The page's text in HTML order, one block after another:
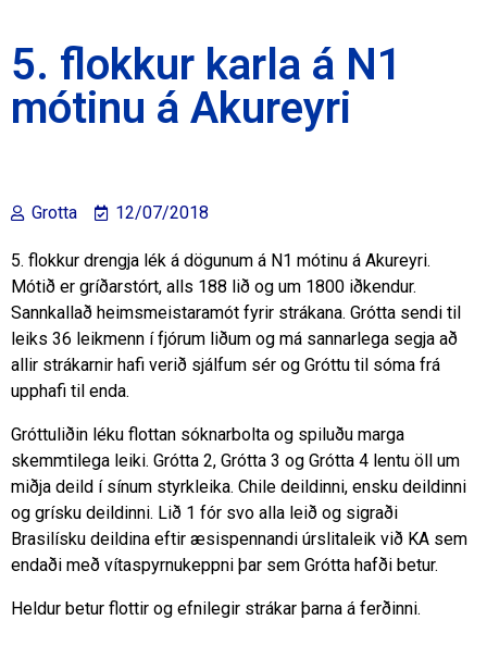
5. flokkur karla á N1
mótinu á Akureyri
Grotta 12/07/2018
5. flokkur drengja lék á dögunum á N1 mótinu á Akureyri.
Mótið er gríðarstórt, alls 188 lið og um 1800 iðkendur.
Sannkallað heimsmeistaramót fyrir strákana. Grótta sendi til
leiks 36 leikmenn í fjórum liðum og má sannarlega segja að
allir strákarnir hafi verið sjálfum sér og Gróttu til sóma frá
upphafi til enda.
Gróttuliðin léku flottan sóknarbolta og spiluðu marga
skemmtilega leiki. Grótta 2, Grótta 3 og Grótta 4 lentu öll um
miðja deild í sínum styrkleika. Chile deildinni, ensku deildinni
og grísku deildinni. Lið 1 fór svo alla leið og sigraði
Brasilísku deildina eftir æsispennandi úrslitaleik við KA sem
endaði með vítaspyrnukeppni þar sem Grótta hafði betur.
Heldur betur flottir og efnilegir strákar þarna á ferðinni.